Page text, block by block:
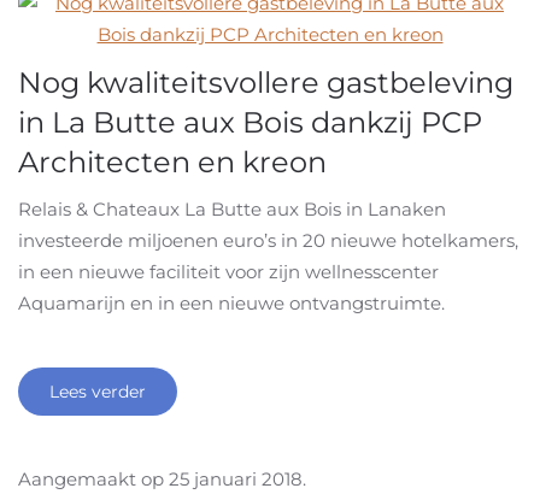
Nog kwaliteitsvollere gastbeleving
in La Butte aux Bois dankzij PCP
Architecten en kreon
Relais & Chateaux La Butte aux Bois in Lanaken
investeerde miljoenen euro’s in 20 nieuwe hotelkamers,
in een nieuwe faciliteit voor zijn wellnesscenter
Aquamarijn en in een nieuwe ontvangstruimte.
Lees verder
Aangemaakt op 25 januari 2018.